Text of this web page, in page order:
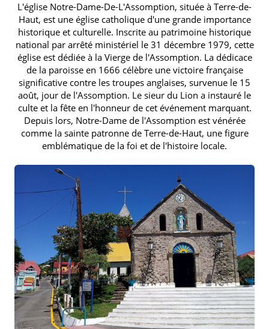
L'église Notre-Dame-De-L'Assomption, située à Terre-de-
Haut, est une église catholique d'une grande importance
historique et culturelle. Inscrite au patrimoine historique
national par arrêté ministériel le 31 décembre 1979, cette
église est dédiée à la Vierge de l'Assomption. La dédicace
de la paroisse en 1666 célèbre une victoire française
significative contre les troupes anglaises, survenue le 15
août, jour de l'Assomption. Le sieur du Lion a instauré le
culte et la fête en l'honneur de cet événement marquant.
Depuis lors, Notre-Dame de l'Assomption est vénérée
comme la sainte patronne de Terre-de-Haut, une figure
emblématique de la foi et de l'histoire locale.